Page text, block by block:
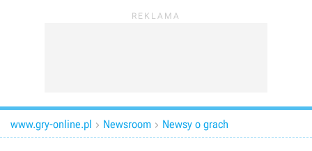
www.gry-online.pl  Newsroom  Newsy o grach